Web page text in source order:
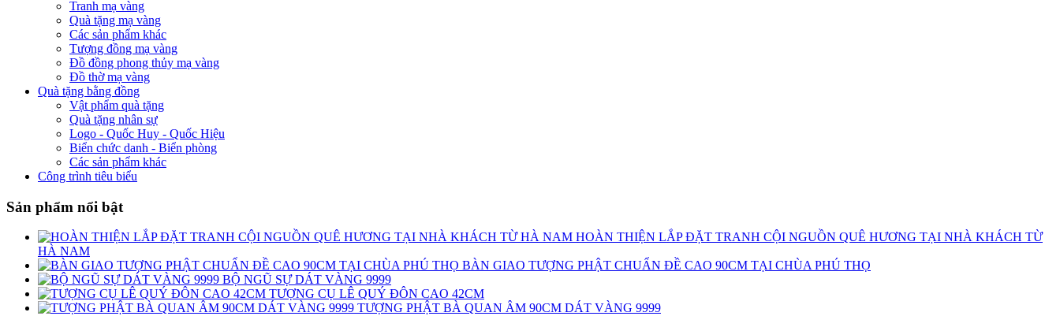
Tranh mạ vàng
Quà tặng mạ vàng
Các sản phẩm khác
Tượng đồng mạ vàng
Đồ đồng phong thủy mạ vàng
Đồ thờ mạ vàng
Quà tặng bằng đồng
Vật phẩm quà tặng
Quà tặng nhân sự
Logo - Quốc Huy - Quốc Hiệu
Biển chức danh - Biển phòng
Các sản phẩm khác
Công trình tiêu biểu
Sản phẩm nổi bật
HOÀN THIỆN LẮP ĐẶT TRANH CỘI NGUỒN QUÊ HƯƠNG TẠI NHÀ KHÁCH TỪ
HÀ NAM
BÀN GIAO TƯỢNG PHẬT CHUẨN ĐỀ CAO 90CM TẠI CHÙA PHÚ THỌ
BỘ NGŨ SỰ DÁT VÀNG 9999
TƯỢNG CỤ LÊ QUÝ ĐÔN CAO 42CM
TƯỢNG PHẬT BÀ QUAN ÂM 90CM DÁT VÀNG 9999